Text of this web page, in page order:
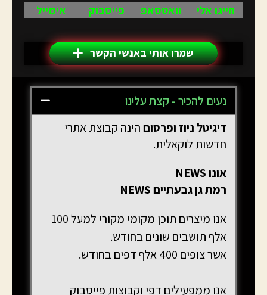
חייגו אלי וואטסאפ פייסבוק אימייל
שמרו אותי באנשי הקשר
נעים להכיר - קצת עלינו
דיגיטל ניוז ופרסוםהינה קבוצת אתרי
חדשות לוקאלית.
אונו NEWS
רמת גן גבעתיים NEWS
אנו מיצרים תוכן מקומי מקורי למעל 100
אלף תושבים שונים בחודש.
אשר צופים 400 אלף דפים בחודש.
אנו ממפעילים דפי וקבוצות פייסבוק